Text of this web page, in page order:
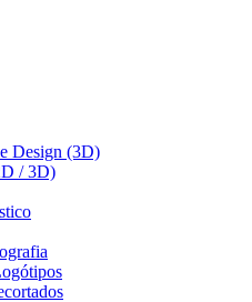
Design (3D)
/ 3D)